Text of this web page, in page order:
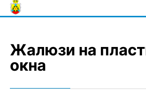
Skip
to
Жалюзи на
окна